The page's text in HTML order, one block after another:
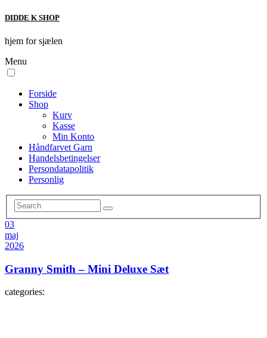
DIDDE K SHOP
hjem for sjælen
Menu
Forside
Shop
Kurv
Kasse
Min Konto
Håndfarvet Garn
Handelsbetingelser
Persondatapolitik
Personlig
03
maj
2026
Granny Smith – Mini Deluxe Sæt
categories: